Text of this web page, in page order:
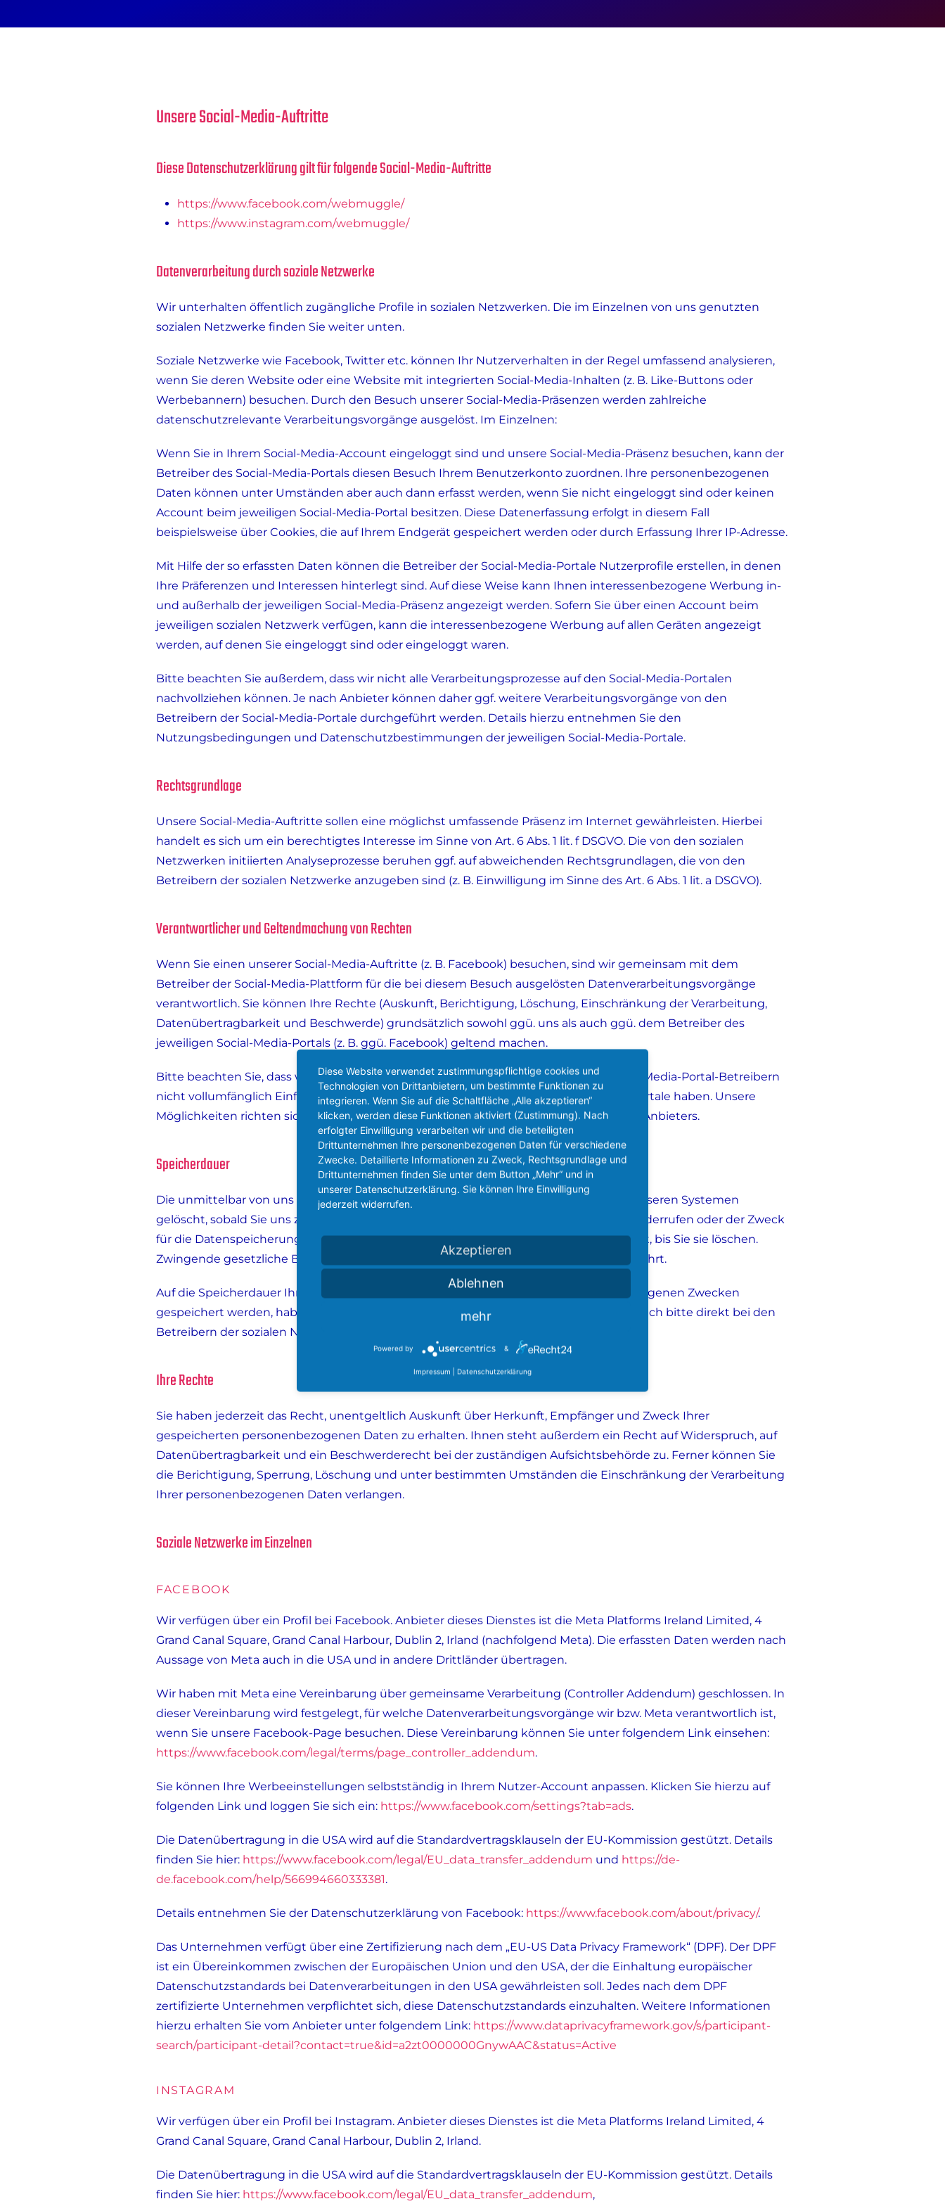
Unsere Social-Media-Auftritte
Diese Datenschutzerklärung gilt für folgende Social-Media-Auftritte
https://www.facebook.com/webmuggle/
https://www.instagram.com/webmuggle/
Datenverarbeitung durch soziale Netzwerke
Wir unterhalten öffentlich zugängliche Profile in sozialen Netzwerken. Die im Einzelnen von uns genutzten
sozialen Netzwerke finden Sie weiter unten.
Soziale Netzwerke wie Facebook, Twitter etc. können Ihr Nutzerverhalten in der Regel umfassend analysieren,
wenn Sie deren Website oder eine Website mit integrierten Social-Media-Inhalten (z. B. Like-Buttons oder
Werbebannern) besuchen. Durch den Besuch unserer Social-Media-Präsenzen werden zahlreiche
datenschutzrelevante Verarbeitungsvorgänge ausgelöst. Im Einzelnen:
Wenn Sie in Ihrem Social-Media-Account eingeloggt sind und unsere Social-Media-Präsenz besuchen, kann der
Betreiber des Social-Media-Portals diesen Besuch Ihrem Benutzerkonto zuordnen. Ihre personenbezogenen
Daten können unter Umständen aber auch dann erfasst werden, wenn Sie nicht eingeloggt sind oder keinen
Account beim jeweiligen Social-Media-Portal besitzen. Diese Datenerfassung erfolgt in diesem Fall
beispielsweise über Cookies, die auf Ihrem Endgerät gespeichert werden oder durch Erfassung Ihrer IP-Adresse.
Mit Hilfe der so erfassten Daten können die Betreiber der Social-Media-Portale Nutzerprofile erstellen, in denen
Ihre Präferenzen und Interessen hinterlegt sind. Auf diese Weise kann Ihnen interessenbezogene Werbung in-
und außerhalb der jeweiligen Social-Media-Präsenz angezeigt werden. Sofern Sie über einen Account beim
jeweiligen sozialen Netzwerk verfügen, kann die interessenbezogene Werbung auf allen Geräten angezeigt
werden, auf denen Sie eingeloggt sind oder eingeloggt waren.
Bitte beachten Sie außerdem, dass wir nicht alle Verarbeitungsprozesse auf den Social-Media-Portalen
nachvollziehen können. Je nach Anbieter können daher ggf. weitere Verarbeitungsvorgänge von den
Betreibern der Social-Media-Portale durchgeführt werden. Details hierzu entnehmen Sie den
Nutzungsbedingungen und Datenschutzbestimmungen der jeweiligen Social-Media-Portale.
Rechtsgrundlage
Unsere Social-Media-Auftritte sollen eine möglichst umfassende Präsenz im Internet gewährleisten. Hierbei
handelt es sich um ein berechtigtes Interesse im Sinne von Art. 6 Abs. 1 lit. f DSGVO. Die von den sozialen
Netzwerken initiierten Analyseprozesse beruhen ggf. auf abweichenden Rechtsgrundlagen, die von den
Betreibern der sozialen Netzwerke anzugeben sind (z. B. Einwilligung im Sinne des Art. 6 Abs. 1 lit. a DSGVO).
Verantwortlicher und Geltendmachung von Rechten
Wenn Sie einen unserer Social-Media-Auftritte (z. B. Facebook) besuchen, sind wir gemeinsam mit dem
Betreiber der Social-Media-Plattform für die bei diesem Besuch ausgelösten Datenverarbeitungsvorgänge
verantwortlich. Sie können Ihre Rechte (Auskunft, Berichtigung, Löschung, Einschränkung der Verarbeitung,
Datenübertragbarkeit und Beschwerde) grundsätzlich sowohl ggü. uns als auch ggü. dem Betreiber des
jeweiligen Social-Media-Portals (z. B. ggü. Facebook) geltend machen.
Bitte beachten Sie, dass wir trotz der gemeinsamen Verantwortlichkeit mit den Social-Media-Portal-Betreibern
nicht vollumfänglich Einfluss auf die Datenverarbeitungsvorgänge der Social-Media-Portale haben. Unsere
Möglichkeiten richten sich maßgeblich nach der Unternehmenspolitik des jeweiligen Anbieters.
Speicherdauer
Die unmittelbar von uns über die Social-Media-Präsenz erfassten Daten werden von unseren Systemen
gelöscht, sobald Sie uns zur Löschung auffordern, Ihre Einwilligung zur Speicherung widerrufen oder der Zweck
für die Datenspeicherung entfällt. Gespeicherte Cookies verbleiben auf Ihrem Endgerät, bis Sie sie löschen.
Zwingende gesetzliche Bestimmungen – insb. Aufbewahrungsfristen – bleiben unberührt.
Auf die Speicherdauer Ihrer Daten, die von den Betreibern der sozialen Netzwerke zu eigenen Zwecken
gespeichert werden, haben wir keinen Einfluss. Für Einzelheiten dazu informieren Sie sich bitte direkt bei den
Betreibern der sozialen Netzwerke (z. B. in deren Datenschutzerklärung, siehe unten).
Ihre Rechte
Sie haben jederzeit das Recht, unentgeltlich Auskunft über Herkunft, Empfänger und Zweck Ihrer
gespeicherten personenbezogenen Daten zu erhalten. Ihnen steht außerdem ein Recht auf Widerspruch, auf
Datenübertragbarkeit und ein Beschwerderecht bei der zuständigen Aufsichtsbehörde zu. Ferner können Sie
die Berichtigung, Sperrung, Löschung und unter bestimmten Umständen die Einschränkung der Verarbeitung
Ihrer personenbezogenen Daten verlangen.
Soziale Netzwerke im Einzelnen
FACEBOOK
Wir verfügen über ein Profil bei Facebook. Anbieter dieses Dienstes ist die Meta Platforms Ireland Limited, 4
Grand Canal Square, Grand Canal Harbour, Dublin 2, Irland (nachfolgend Meta). Die erfassten Daten werden nach
Aussage von Meta auch in die USA und in andere Drittländer übertragen.
Wir haben mit Meta eine Vereinbarung über gemeinsame Verarbeitung (Controller Addendum) geschlossen. In
dieser Vereinbarung wird festgelegt, für welche Datenverarbeitungsvorgänge wir bzw. Meta verantwortlich ist,
wenn Sie unsere Facebook-Page besuchen. Diese Vereinbarung können Sie unter folgendem Link einsehen:
https://www.facebook.com/legal/terms/page_controller_addendum.
Sie können Ihre Werbeeinstellungen selbstständig in Ihrem Nutzer-Account anpassen. Klicken Sie hierzu auf
folgenden Link und loggen Sie sich ein: https://www.facebook.com/settings?tab=ads.
Die Datenübertragung in die USA wird auf die Standardvertragsklauseln der EU-Kommission gestützt. Details
finden Sie hier: https://www.facebook.com/legal/EU_data_transfer_addendum und https://de-
de.facebook.com/help/566994660333381.
Details entnehmen Sie der Datenschutzerklärung von Facebook: https://www.facebook.com/about/privacy/.
Das Unternehmen verfügt über eine Zertifizierung nach dem „EU-US Data Privacy Framework“ (DPF). Der DPF
ist ein Übereinkommen zwischen der Europäischen Union und den USA, der die Einhaltung europäischer
Datenschutzstandards bei Datenverarbeitungen in den USA gewährleisten soll. Jedes nach dem DPF
zertifizierte Unternehmen verpflichtet sich, diese Datenschutzstandards einzuhalten. Weitere Informationen
hierzu erhalten Sie vom Anbieter unter folgendem Link: https://www.dataprivacyframework.gov/s/participant-
search/participant-detail?contact=true&id=a2zt0000000GnywAAC&status=Active
INSTAGRAM
Wir verfügen über ein Profil bei Instagram. Anbieter dieses Dienstes ist die Meta Platforms Ireland Limited, 4
Grand Canal Square, Grand Canal Harbour, Dublin 2, Irland.
Die Datenübertragung in die USA wird auf die Standardvertragsklauseln der EU-Kommission gestützt. Details
finden Sie hier: https://www.facebook.com/legal/EU_data_transfer_addendum,
Diese Website verwendet zustimmungspflichtige cookies und
Technologien von Drittanbietern, um bestimmte Funktionen zu
integrieren. Wenn Sie auf die Schaltfläche „Alle akzeptieren“
klicken, werden diese Funktionen aktiviert (Zustimmung). Nach
erfolgter Einwilligung verarbeiten wir und die beteiligten
Drittunternehmen Ihre personenbezogenen Daten für verschiedene
Zwecke. Detaillierte Informationen zu Zweck, Rechtsgrundlage und
Drittunternehmen finden Sie unter dem Button „Mehr“ und in
unserer Datenschutzerklärung. Sie können Ihre Einwilligung
jederzeit widerrufen.
Akzeptieren
Ablehnen
mehr
Powered by &
Impressum Datenschutzerklärung